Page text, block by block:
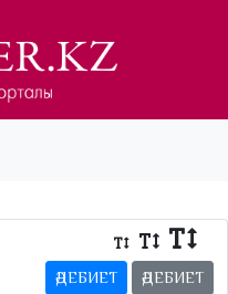
ӘДЕБИЕТ ӘДЕБИЕТ